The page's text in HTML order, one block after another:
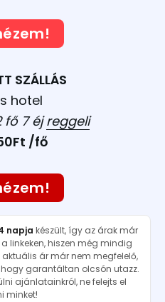
SZÁLLÁS
hotel
fő 7 éjreggeli
/fő
napja készült, így az árak már
linkeken, hiszen még mindig
ár már nem megfelelő,
garantáltan olcsón utazz.
ajánlatainkról, ne felejts el
minket!